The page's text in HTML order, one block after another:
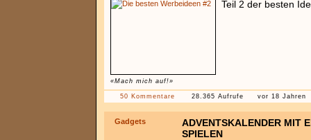
«Mach mich auf!»
Teil 2 der besten
50 Kommentare 28.365 Aufrufe vor 18 Jahren
Gadgets
ADVENTSKALENDER MIT
SPIELEN